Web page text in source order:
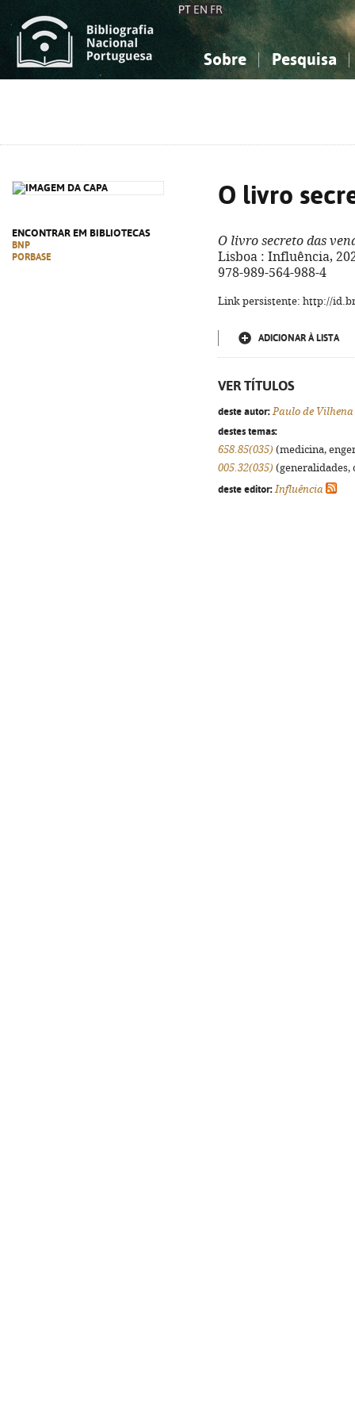
PT EN FR
Sobre Pesquisa
ENCONTRAR EM BIBLIOTECAS
BNP
PORBASE
O livro
O livro secreto das
Lisboa : Influência,
978-989-564-988-4
Link persistente: http://
ADICIONAR À LISTA
VER TÍTULOS
deste autor: Paulo de Vilhena
destes temas:
658.85(035) (medicina,
005.32(035) (generalidades,
deste editor: Influência